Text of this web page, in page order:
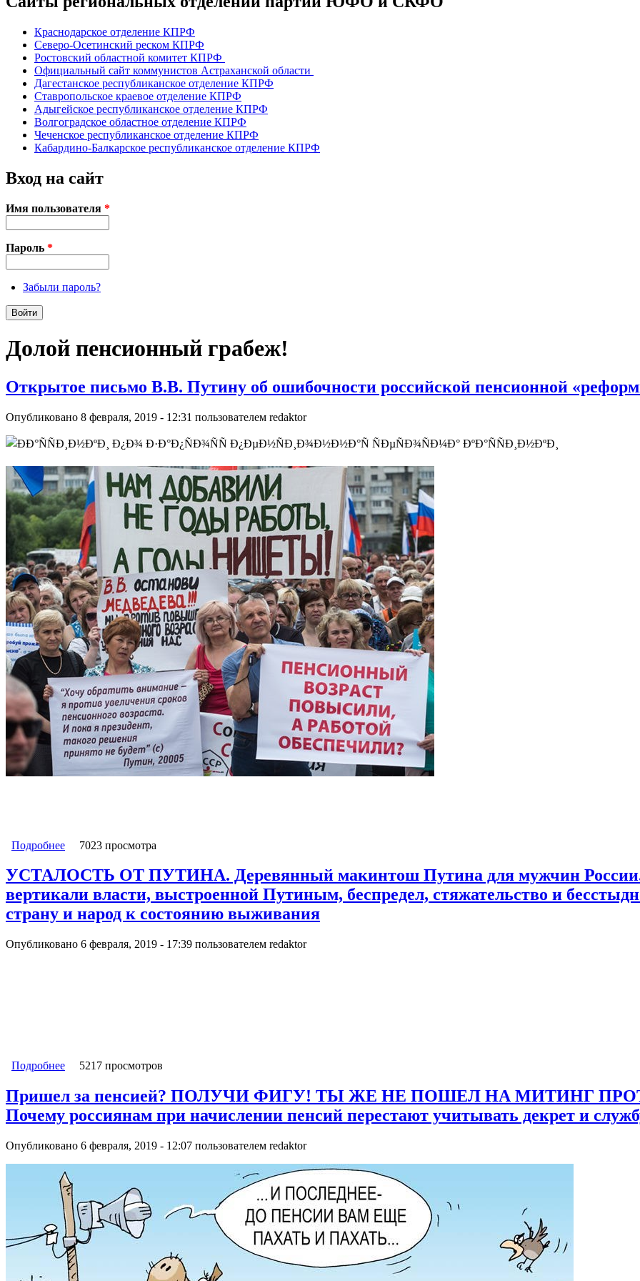
Краснодарское отделение КПРФ
Северо-Осетинский реском КПРФ
Ростовский областной комитет КПРФ
Официальный сайт коммунистов Астраханской области
Дагестанское республиканское отделение КПРФ
Ставропольское краевое отделение КПРФ
Адыгейское республиканское отделение КПРФ
Волгоградское областное отделение КПРФ
Чеченское республиканское отделение КПРФ
Кабардино-Балкарское республиканское отделение КПРФ
Вход на сайт
Имя пользователя *
Пароль *
Забыли пароль?
Долой пенсионный грабеж!
Открытое письмо В.В. Путину об ошибочности российской пенсионной
Опубликовано 8 февраля, 2019 - 12:31 пользователем redaktor
Подробнее о Открытое письмо В.В. Путину об ошибочности российской пенсионной «реформы»
7023 просмотра
УСТАЛОСТЬ ОТ ПУТИНА. Деревянный макинтош Путина для мужчин России.
вертикали власти, выстроенной Путиным, беспредел, стяжательство и
страну и народ к состоянию выживания
Опубликовано 6 февраля, 2019 - 17:39 пользователем redaktor
Подробнее о УСТАЛОСТЬ ОТ ПУТИНА. Деревянный макинтош Путина для мужчин России. Безумие нездоровой
5217 просмотров
Пришел за пенсией? ПОЛУЧИ ФИГУ! ТЫ ЖЕ НЕ ПОШЕЛ НА МИТИНГ
Почему россиянам при начислении пенсий перестают учитывать декрет и
Опубликовано 6 февраля, 2019 - 12:07 пользователем redaktor